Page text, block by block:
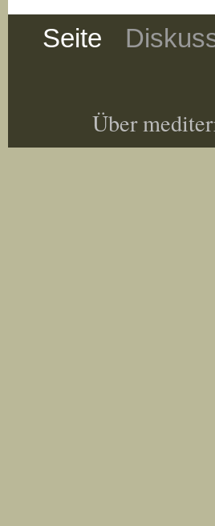
Seite
Über